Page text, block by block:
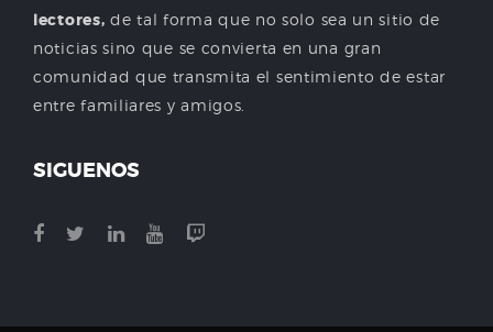
lectores, de tal forma que no solo sea un sitio de
noticias sino que se convierta en una gran
comunidad que transmita el sentimiento de estar
entre familiares y amigos.
SIGUENOS